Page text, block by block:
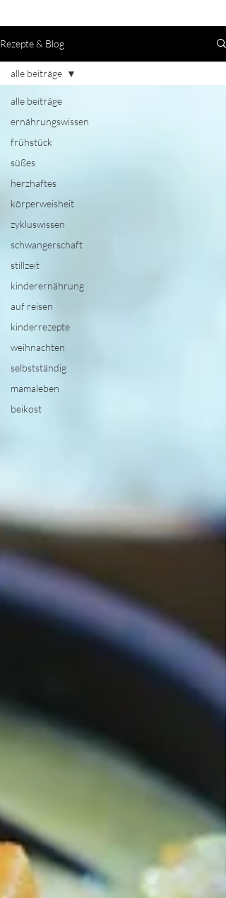
Rezepte & Blog
alle beiträge
ernährungswissen
frühstück
süßes
herzhaftes
körperweisheit
zykluswissen
schwangerschaft
stillzeit
kinderernährung
auf reisen
kinderrezepte
weihnachten
selbstständig
mamaleben
beikost
alle beiträge